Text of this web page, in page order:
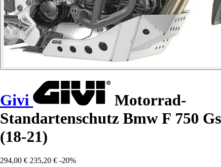
Givi
Motorrad-
Standartenschutz Bmw F 750 Gs
(18-21)
294,00 € 235,20 € -20%